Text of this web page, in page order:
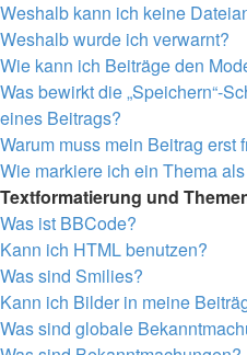
Weshalb kann ich keine
Weshalb wurde ich verwarnt?
Wie kann ich Beiträge den
Was bewirkt die „Speichern“-
eines Beitrags?
Warum muss mein Beitrag erst
Wie markiere ich ein Thema
Textformatierung und
Was ist BBCode?
Kann ich HTML benutzen?
Was sind Smilies?
Kann ich Bilder in meine
Was sind globale